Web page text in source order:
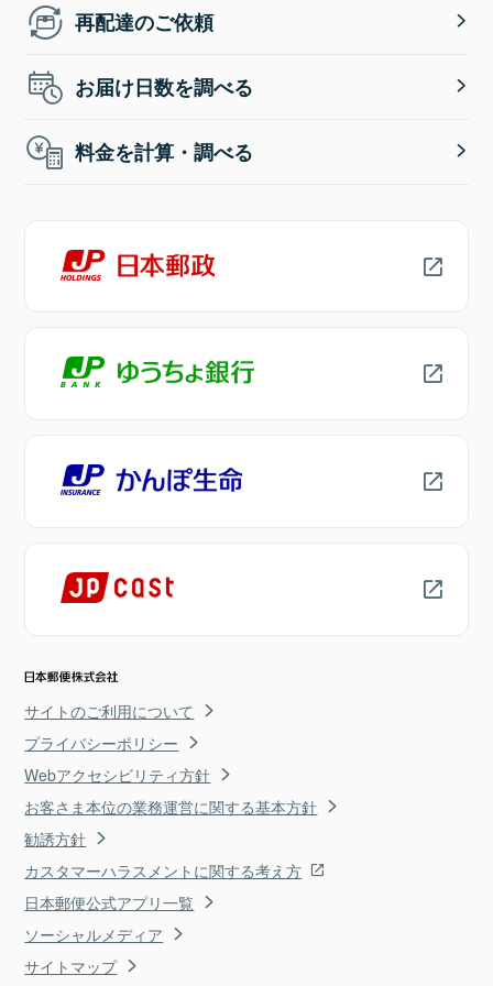
再配達のご依頼
お届け日数を調べる
料金を計算・調べる
サイトのご利用について
プライバシーポリシー
Webアクセシビリティ方針
お客さま本位の業務運営に関する基本方針
勧誘方針
カスタマーハラスメントに関する考え方
日本郵便公式アプリ一覧
ソーシャルメディア
サイトマップ